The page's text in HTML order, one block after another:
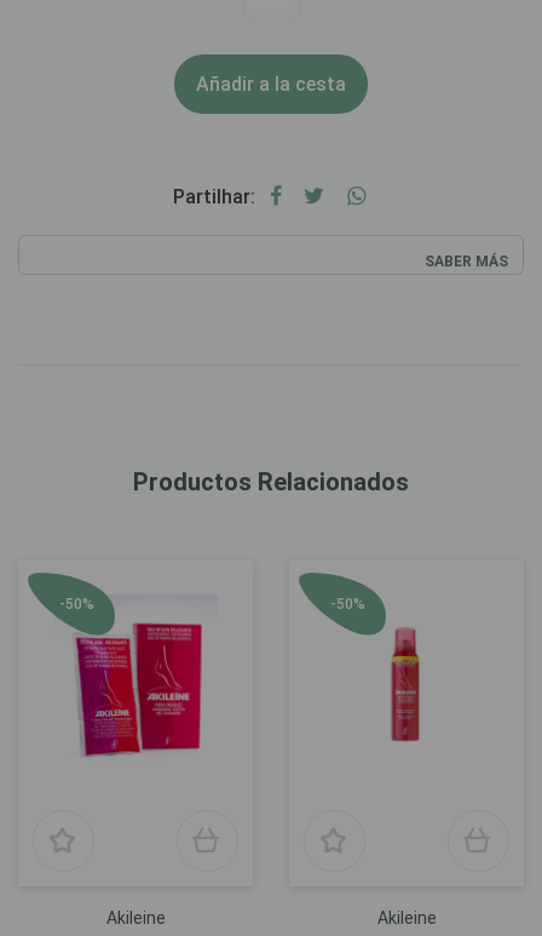
Añadir a la cesta
Partilhar:
SABER MÁS
Productos Relacionados
-50%
Akileine
-50%
Akileine